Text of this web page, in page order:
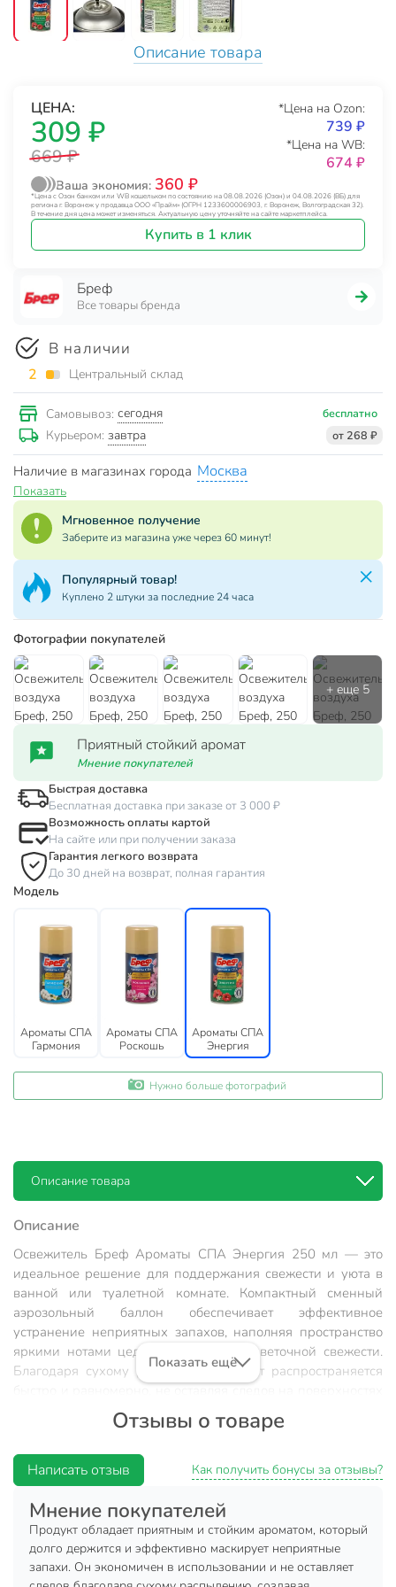
Описание товара
ЦЕНА:
309 ₽
669 ₽
*Цена на Ozon:
739 ₽
*Цена на WB:
674 ₽
Ваша экономия: 360 ₽
*Цена с Озон банком или WB кошельком по состоянию на 08.08.2026 (Озон) и 04.08.2026 (ВБ) для
региона г. Воронеж у продавца ООО «Прайм» (ОГРН 1233600006903, г. Воронеж, Волгоградская 32).
В течение дня цена может изменяться. Актуальную цену уточняйте на сайте маркетплейса.
Купить в 1 клик
Бреф
Все товары бренда
В наличии
2 Центральный склад
Самовывоз: сегодня бесплатно
Курьером: завтра от 268 ₽
Наличие в магазинах города Москва
Показать
Мгновенное получение
Заберите из магазина уже через 60 минут!
Популярный товар!
Куплено 2 штуки за последние 24 часа
Фотографии покупателей
Приятный стойкий аромат
Мнение покупателей
Быстрая доставка
Бесплатная доставка при заказе от 3 000 ₽
Возможность оплаты картой
На сайте или при получении заказа
Гарантия легкого возврата
До 30 дней на возврат, полная гарантия
Модель
Ароматы СПА
Гармония
Ароматы СПА
Роскошь
Ароматы СПА
Энергия
Нужно больше фотографий
Описание товара
Описание
Освежитель Бреф Ароматы СПА Энергия 250 мл — это
идеальное решение для поддержания свежести и уюта в
ванной или туалетной комнате. Компактный сменный
аэрозольный баллон обеспечивает эффективное
устранение неприятных запахов, наполняя пространство
яркими нотами цедры апельсина и цветочной свежести.
Благодаря сухому распылению аромат распространяется
и не создавая влажности в помещении.
атмосферу уюта в доме. Формула Бреф нейтрализует
запахи, а не просто маскирует их, создавая ощущение
свежести и легкости. Сменный баллон удобно
использовать с подходящим держателем, что делает
процесс замены быстрым и простым. Объем 250 мл
обеспечивает длительное использование, а срок хранения
до 3 лет гарантирует сохранение аромата и
Показать ещё
Отзывы о товаре
Написать отзыв Как получить бонусы за отзывы?
Мнение покупателей
Продукт обладает приятным и стойким ароматом, который
долго держится и эффективно маскирует неприятные
запахи. Он экономичен в использовании и не оставляет